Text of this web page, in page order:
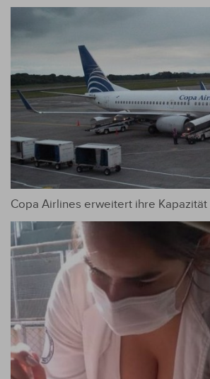
Copa Airlines erweitert ihre Kapazität